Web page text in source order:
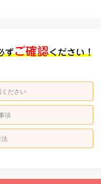
ださい
項
法